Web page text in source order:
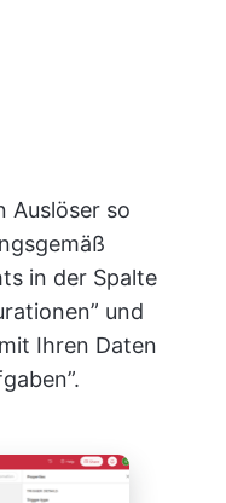
Auslöser so
in der Spalte
und
Ihren Daten